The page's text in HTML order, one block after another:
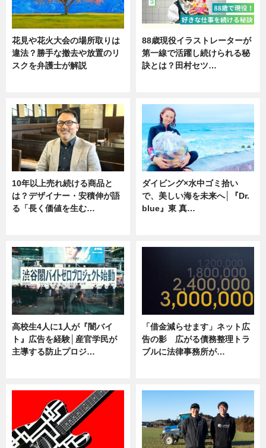
花見や花火大会の場所取りは
違法？勝手な撤去や放置のリ
スクを弁護士が解説
88歳現役イラストレーターが
第一線で活躍し続けられる秘
訣とは？田村セツ…
10年以上売れ続ける商品と
は？デザイナー・安積伸が語
る「長く価値を生む…
ダイビング×水中ゴミ拾い
で、美しい海を未来へ│『Dr.
blue』東 真…
高校生4人に1人が『闇バイ
ト』広告を経験│産官学民が
主導する防止プロジ…
「借金減らせます」ネット広
告の影 広がる債務整理トラ
ブルに法律事務所が…